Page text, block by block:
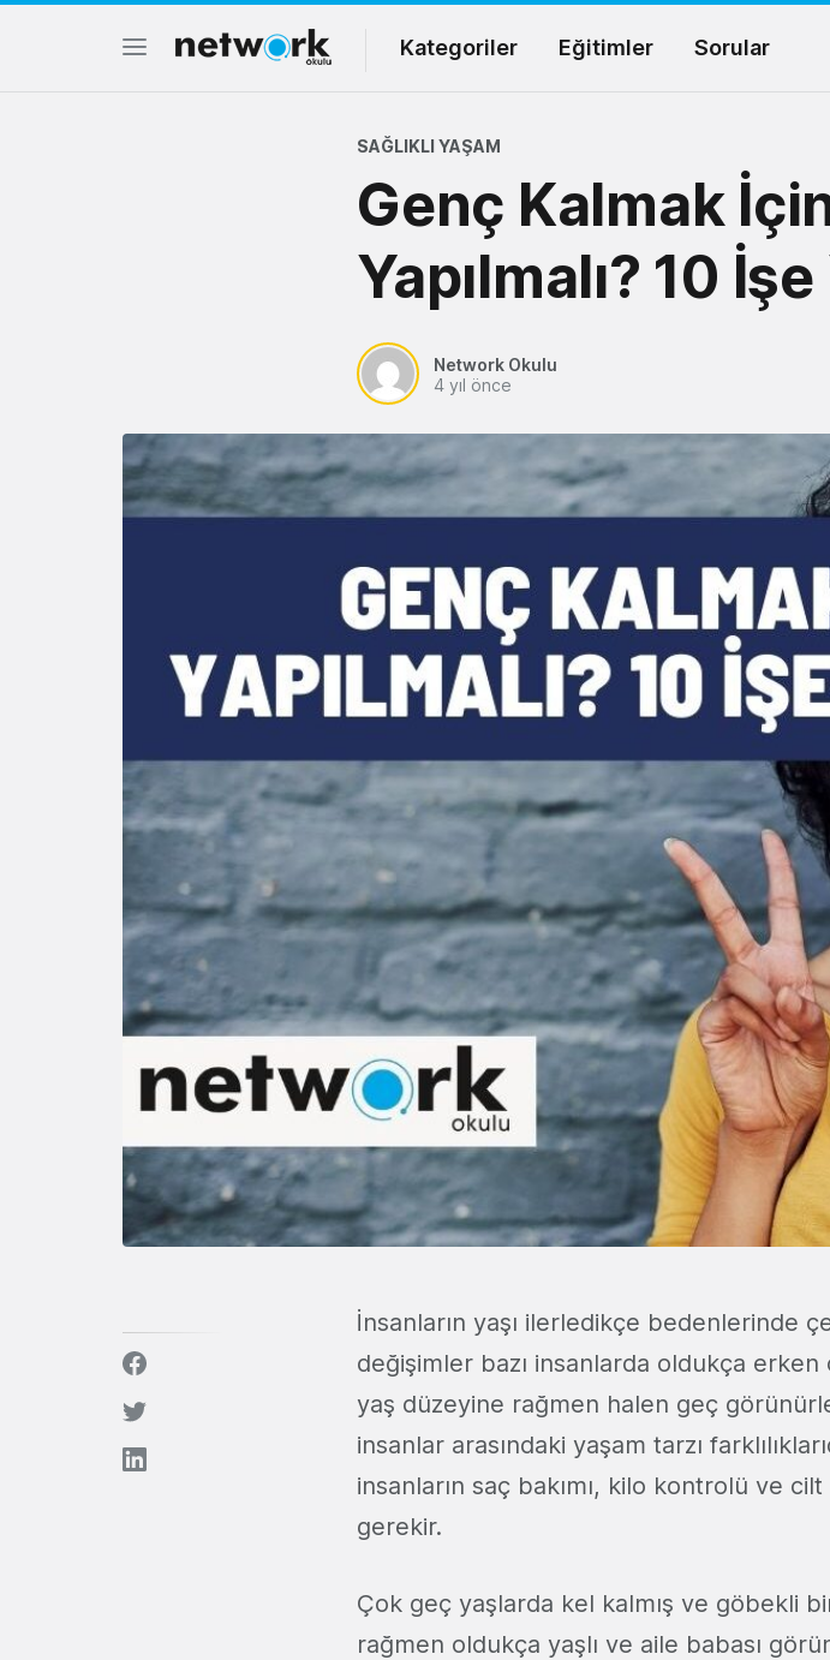
Kategoriler Eğitimler Sorular
SAĞLIKLI YAŞAM
Genç Kalmak
Yapılmalı? 10
Network Okulu
4 yıl önce
İnsanların yaşı ilerledikçe bedenlerinde
değişimler bazı insanlarda oldukça
yaş düzeyine rağmen halen geç
insanlar arasındaki yaşam tarzı
insanların saç bakımı, kilo kontrolü ve
gerekir.
Çok geç yaşlarda kel kalmış ve göbekli
rağmen oldukça yaşlı ve aile babası